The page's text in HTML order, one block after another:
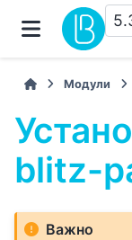
Модули
blitz-
Важно